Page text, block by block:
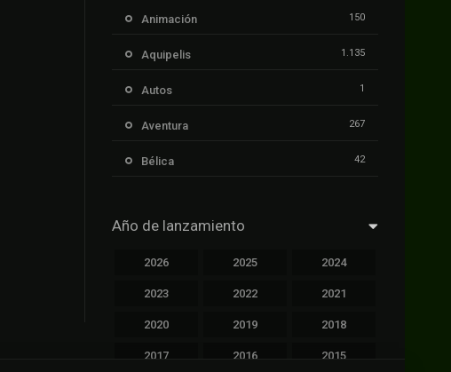
Animación 150
Aquipelis 1.135
Autos 1
Aventura 267
Bélica 42
Cinecalidad
Cinetux 1.139
Año de lanzamiento
2026 2025 2024
2023 2022 2021
2020 2019 2018
2017 2016 2015